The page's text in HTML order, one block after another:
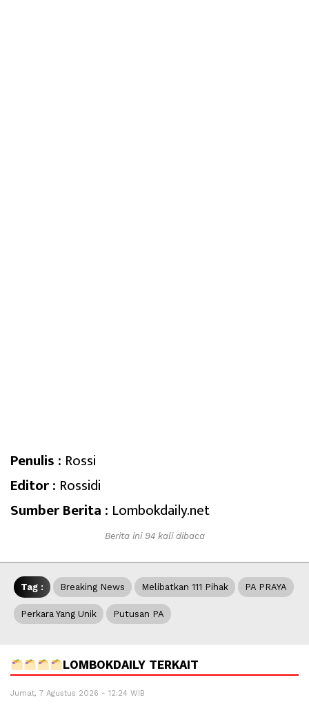
Penulis : Rossi
Editor : Rossidi
Sumber Berita : Lombokdaily.net
Berita ini 94 kali dibaca
Tag : Breaking News Melibatkan 111 Pihak PA PRAYA
Perkara Yang Unik Putusan PA
LOMBOKDAILY TERKAIT
Jumat, 7 Agustus 2026 - 12:24 WIB